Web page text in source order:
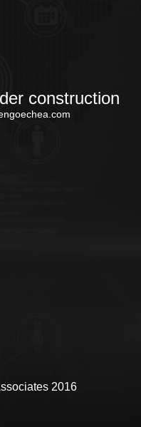
construction
2016